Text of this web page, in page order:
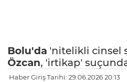
Bolu'da 'nitelikli cinsel
Özcan, 'irtikap'
Haber Giriş Tarihi: 29.06.2026 20:13